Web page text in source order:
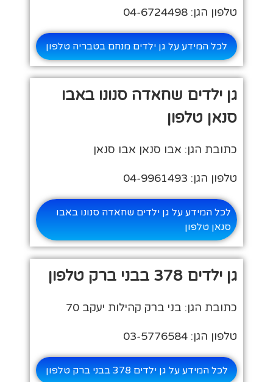
טלפון הגן: 04-6724498
לכל המידע על גן ילדים מנחם בטבריה טלפון
גן ילדים שחאדה סנונו באבו
סנאן טלפון
כתובת הגן: אבו סנאן אבו סנאן
טלפון הגן: 04-9961493
לכל המידע על גן ילדים שחאדה סנונו באבו
סנאן טלפון
גן ילדים 378 בבני ברק טלפון
כתובת הגן: בני ברק קהילות יעקב 70
טלפון הגן: 03-5776584
לכל המידע על גן ילדים 378 בבני ברק טלפון